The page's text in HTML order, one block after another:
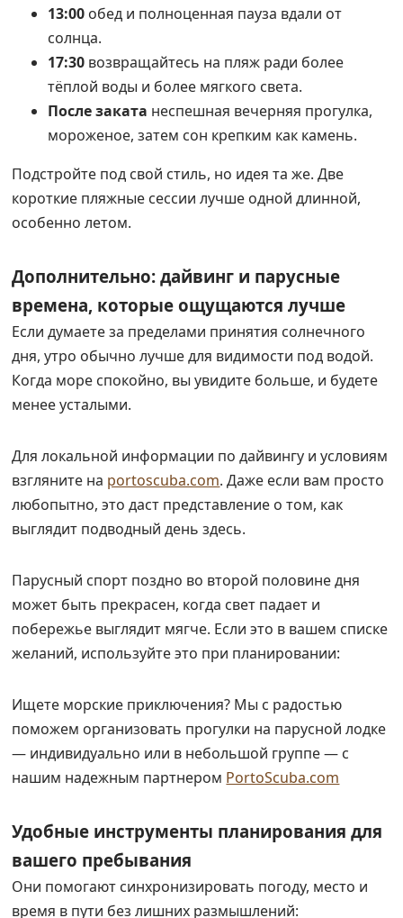
13:00 обед и полноценная пауза вдали от
солнца.
17:30 возвращайтесь на пляж ради более
тёплой воды и более мягкого света.
После заката неспешная вечерняя прогулка,
мороженое, затем сон крепким как камень.
Подстройте под свой стиль, но идея та же. Две
короткие пляжные сессии лучше одной длинной,
особенно летом.
Дополнительно: дайвинг и парусные
времена, которые ощущаются лучше
Если думаете за пределами принятия солнечного
дня, утро обычно лучше для видимости под водой.
Когда море спокойно, вы увидите больше, и будете
менее усталыми.
Для локальной информации по дайвингу и условиям
взгляните на portoscuba.com. Даже если вам просто
любопытно, это даст представление о том, как
выглядит подводный день здесь.
Парусный спорт поздно во второй половине дня
может быть прекрасен, когда свет падает и
побережье выглядит мягче. Если это в вашем списке
желаний, используйте это при планировании:
Ищете морские приключения? Мы с радостью
поможем организовать прогулки на парусной лодке
— индивидуально или в небольшой группе — с
нашим надежным партнером PortoScuba.com
Удобные инструменты планирования для
вашего пребывания
Они помогают синхронизировать погоду, место и
время в пути без лишних размышлений: